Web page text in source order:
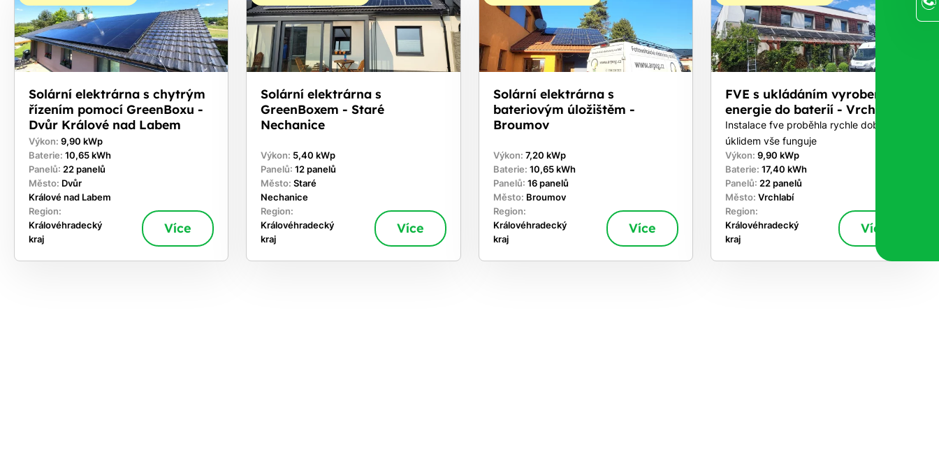
Solární elektrárna s chytrým
řízením pomocí GreenBoxu -
Dvůr Králové nad Labem
Výkon: 9,90 kWp
Baterie: 10,65 kWh
Panelů: 22 panelů
Město: Dvůr
Králové nad Labem
Region:
Královéhradecký
kraj
Více
Solární elektrárna s
GreenBoxem - Staré
Nechanice
Výkon: 5,40 kWp
Panelů:12 panelů
Město:Staré
Nechanice
Region:
Královéhradecký
kraj
Více
Solární elektrárna s
bateriovým úložištěm -
Broumov
Výkon: 7,20 kWp
Baterie: 10,65 kWh
Panelů: 16 panelů
Město: Broumov
Region:
Královéhradecký
kraj
Více
FVE s ukládáním vyrobené
energie do baterií - Vrchlabí
Instalace fve proběhla rychle dobře s
úklidem vše funguje
Výkon: 9,90 kWp
Baterie: 17,40 kWh
Panelů: 22 panelů
Město: Vrchlabí
Region:
Královéhradecký
kraj
Více